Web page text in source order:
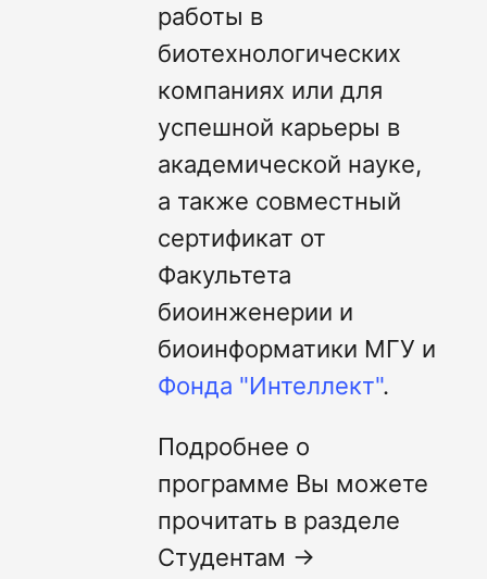
работы в
биотехнологических
компаниях или для
успешной карьеры в
академической науке,
а также совместный
сертификат от
Факультета
биоинженерии и
биоинформатики МГУ и
Фонда "Интеллект".
Подробнее о
программе Вы можете
прочитать в разделе
Студентам →